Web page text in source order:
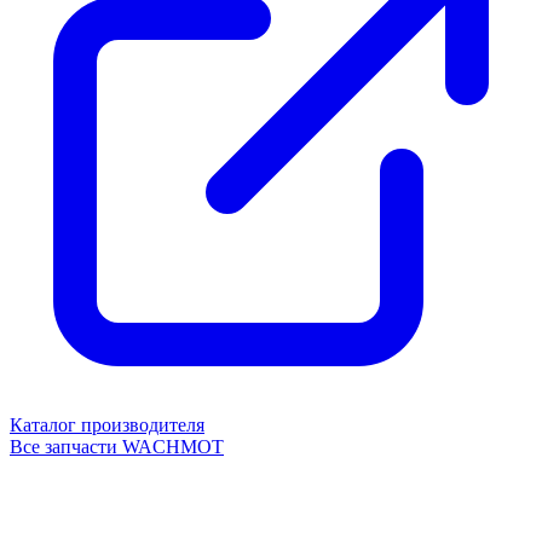
Каталог производителя
Все запчасти WACHMOT